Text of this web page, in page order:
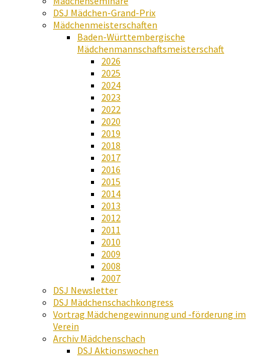
DSJ Mädchen-Grand-Prix
Mädchenmeisterschaften
Baden-Württembergische
Mädchenmannschaftsmeisterschaft
2026
2025
2024
2023
2022
2020
2019
2018
2017
2016
2015
2014
2013
2012
2011
2010
2009
2008
2007
DSJ Newsletter
DSJ Mädchenschachkongress
Vortrag Mädchengewinnung und -förderung im
Verein
Archiv Mädchenschach
DSJ Aktionswochen